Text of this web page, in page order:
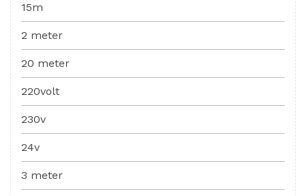
15m
2 meter
20 meter
220volt
230v
24v
3 meter